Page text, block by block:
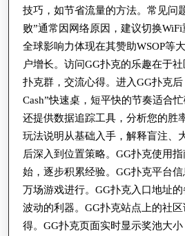
技巧，如节省流量的方法。常见问
败”通常因网络原因，建议切换WiFi
全球影响力体现在其赞助WSOP等
户增长。访问GG扑克的乐趣在于
扑克群，交流心得。进入GG扑克后
Cash”快速桌，短平快的节奏适合
还提供数据追踪工具，分析您的胜
玩法说明从基础入手，解释盲注、
后深入到位置策略。GG扑克使用
始，逐步积累经验。GG扑克平台
万场游戏进行。GG扑克入口地址
波动的利器。GG扑克站点上的社
得。GG扑克页面实时显示奖池大小